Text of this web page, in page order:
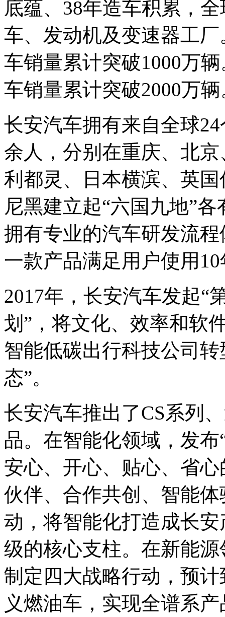
底蕴、38年造车积累，
车、发动机及变速器工
车销量累计突破1000万
车销量累计突破2000万
长安汽车拥有来自全球
余人，分别在重庆、北
利都灵、日本横滨、英
尼黑建立起“六国九地”
拥有专业的汽车研发流
一款产品满足用户使用
2017年，长安汽车发起
划”，将文化、效率和软
智能低碳出行科技公司
态”。
长安汽车推出了CS系列
品。在智能化领域，发
安心、开心、贴心、省
伙伴、合作共创、智能
动，将智能化打造成长
级的核心支柱。在新能
制定四大战略行动，预
义燃油车，实现全谱系